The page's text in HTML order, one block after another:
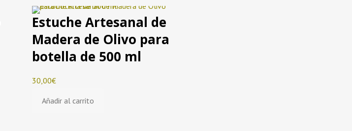
Estuche Artesanal de
Madera de Olivo para
botella de 500 ml
30,00€
Añadir al carrito